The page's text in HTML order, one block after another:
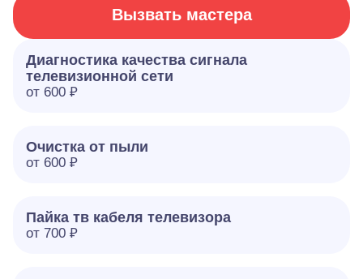
Вызвать мастера
Диагностика качества сигнала
телевизионной сети
от 600 ₽
Очистка от пыли
от 600 ₽
Пайка тв кабеля телевизора
от 700 ₽